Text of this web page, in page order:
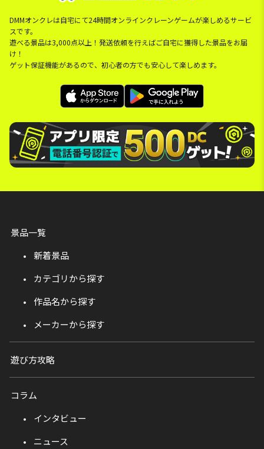
DMMオンクレは自宅にて24時間オンラインクレーンゲームが楽しめるサービ
スです。
遊べる景品は3,000点以上！発送依頼を行えばご自宅に獲得した景品をお届
け！
ゲット保証機能があるので、初心者の方でも安心して楽しめます。
景品一覧
新着景品
カテゴリから探す
作品名から探す
メーカーから探す
遊び方攻略
コラム
インタビュー
ニュース